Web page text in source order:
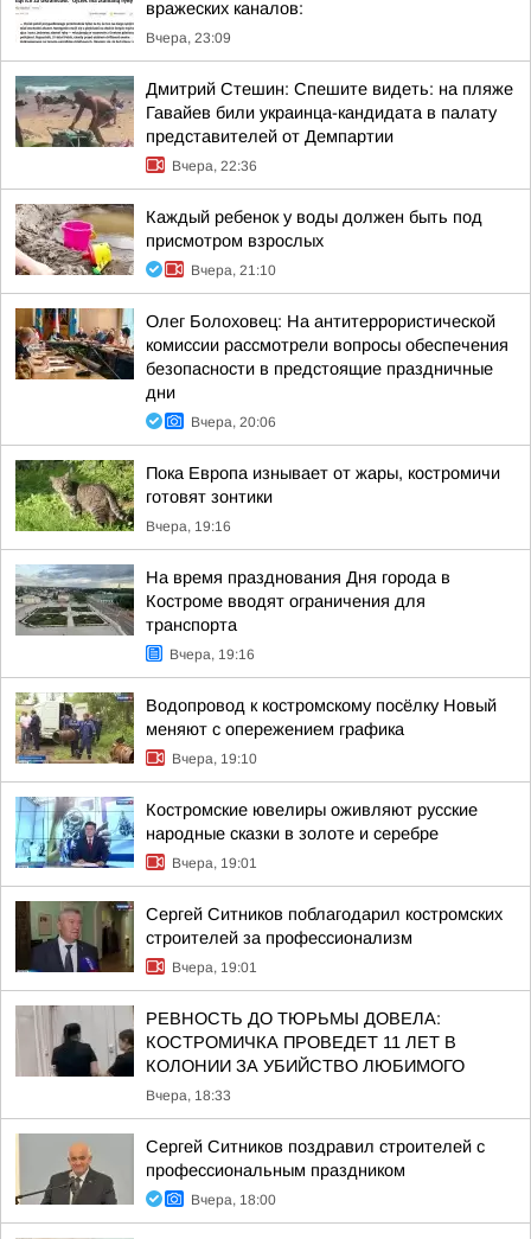
вражеских каналов:
Вчера, 23:09
Дмитрий Стешин: Спешите видеть: на пляже
Гавайев били украинца-кандидата в палату
представителей от Демпартии
Вчера, 22:36
Каждый ребенок у воды должен быть под
присмотром взрослых
Вчера, 21:10
Олег Болоховец: На антитеррористической
комиссии рассмотрели вопросы обеспечения
безопасности в предстоящие праздничные
дни
Вчера, 20:06
Пока Европа изнывает от жары, костромичи
готовят зонтики
Вчера, 19:16
На время празднования Дня города в
Костроме вводят ограничения для
транспорта
Вчера, 19:16
Водопровод к костромскому посёлку Новый
меняют с опережением графика
Вчера, 19:10
Костромские ювелиры оживляют русские
народные сказки в золоте и серебре
Вчера, 19:01
Сергей Ситников поблагодарил костромских
строителей за профессионализм
Вчера, 19:01
РЕВНОСТЬ ДО ТЮРЬМЫ ДОВЕЛА:
КОСТРОМИЧКА ПРОВЕДЕТ 11 ЛЕТ В
КОЛОНИИ ЗА УБИЙСТВО ЛЮБИМОГО
Вчера, 18:33
Сергей Ситников поздравил строителей с
профессиональным праздником
Вчера, 18:00